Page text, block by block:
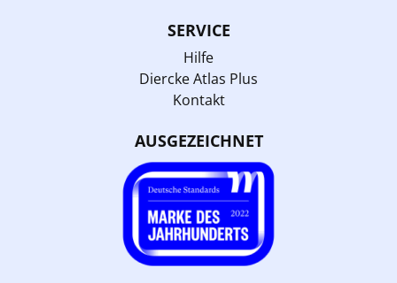
SERVICE
Hilfe
Diercke Atlas Plus
Kontakt
AUSGEZEICHNET